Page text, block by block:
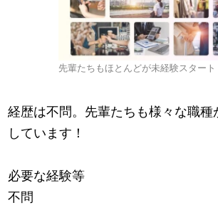
先輩たちもほとんどが未経験スタート
経歴は不問。先輩たちも様々な職種
しています！
必要な経験等
不問